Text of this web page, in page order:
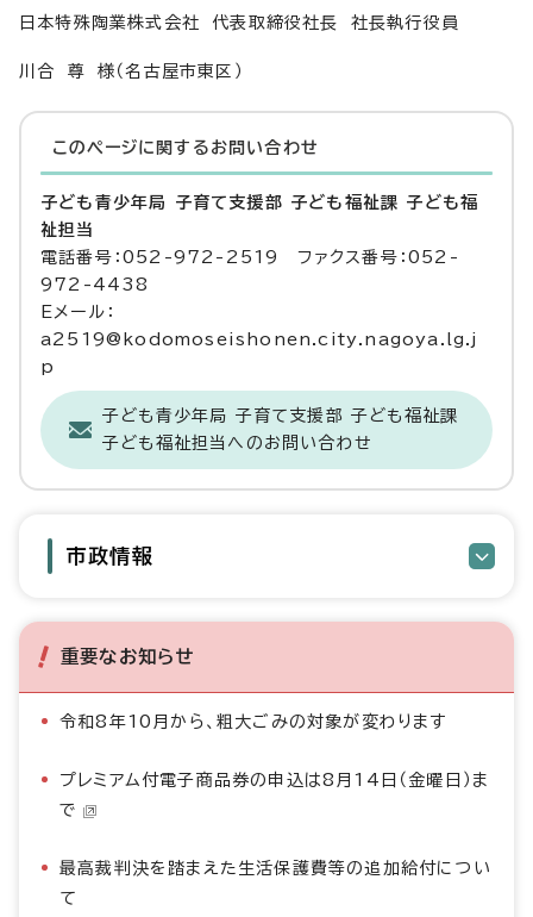
日本特殊陶業株式会社 代表取締役社長 社長執行役員
川合 尊 様（名古屋市東区）
このページに関する お問い合わせ
子ども青少年局 子育て支援部 子ども福祉課 子ども福
祉担当
電話番号：052-972-2519 ファクス番号：052-
972-4438
Eメール：
a2519@kodomoseishonen.city.nagoya.lg.j
p
子ども青少年局 子育て支援部 子ども福祉課
子ども福祉担当へのお問い合わせ
市政情報
重要なお知らせ
令和8年10月から、粗大ごみの対象が変わります
プレミアム付電子商品券の申込は8月14日（金曜日）ま
で
最高裁判決を踏まえた生活保護費等の追加給付につい
て